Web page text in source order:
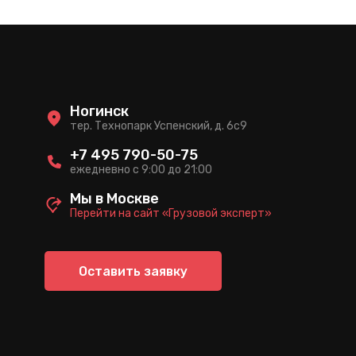
Оставить заявку
тер. Технопарк Успенский, д. 6c9
Ногинск
ежедневно с 9:00 до 21:00
+7 495 790-50-75
Перейти на сайт «Грузовой эксперт»
Мы в Москве